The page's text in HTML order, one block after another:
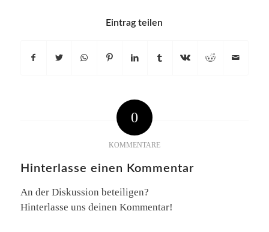
Eintrag teilen
0
KOMMENTARE
Hinterlasse einen Kommentar
An der Diskussion beteiligen?
Hinterlasse uns deinen Kommentar!